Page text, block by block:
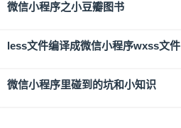
微信小程序之小豆瓣图书
less文件编译成微信小程序wxss文件
微信小程序里碰到的坑和小知识